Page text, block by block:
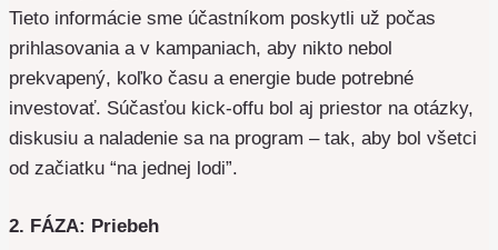
Tieto informácie sme účastníkom poskytli už počas
prihlasovania a v kampaniach, aby nikto nebol
prekvapený, koľko času a energie bude potrebné
investovať. Súčasťou kick-offu bol aj priestor na otázky,
diskusiu a naladenie sa na program – tak, aby bol všetci
od začiatku “na jednej lodi”.
2. FÁZA: Priebeh